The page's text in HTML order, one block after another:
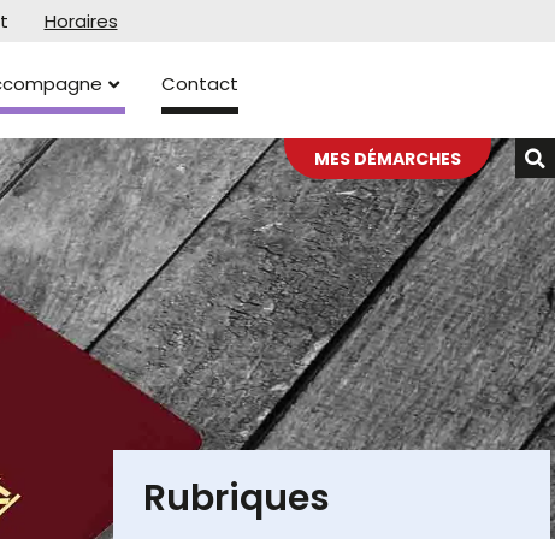
Horaires
Contact
MES DÉMARCHES
Rubriques